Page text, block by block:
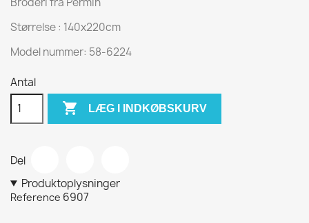
Størrelse : 140x220cm
Model nummer: 58-6224
Antal
 LÆG I INDKØBSKURV
Del
Produktoplysninger
Reference 6907